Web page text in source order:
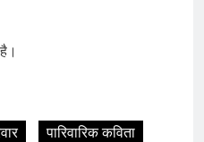
पारिवारिक कविता